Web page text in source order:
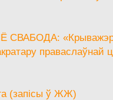
праваслаўнай
(запісы ў ЖЖ)